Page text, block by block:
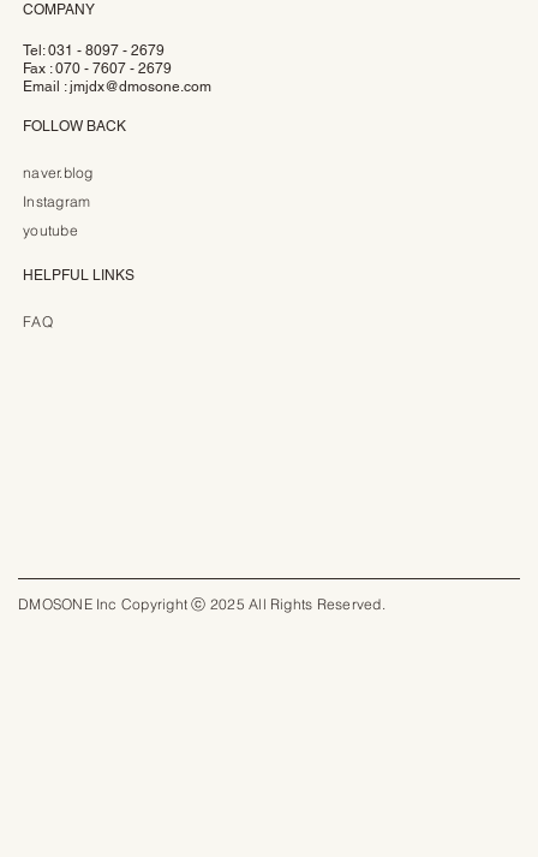
COMPANY
Tel: 031 - 8097 - 2679
Fax : 070 - 7607 - 2679
Email :jmjdx@dmosone.com
FOLLOW BACK
naver.blog
Instagram
youtube
HELPFUL LINKS
FAQ
DMOSONE Inc Copyright ⓒ 2025 All Rights Reserved.​